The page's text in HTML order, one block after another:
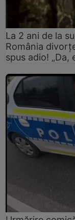
La 2 ani de la
România
spus adio! „Da,